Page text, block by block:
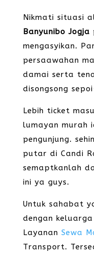
Nikmati situasi
Banyunibo Jogja
mengasyikan.
persaawahan
damai serta
disongsong
Lebih ticket
lumayan murah
pengunjung.
putar di Candi
semaptkanlah
ini ya guys.
Untuk sahabat
dengan
Layanan Sewa
Transport.